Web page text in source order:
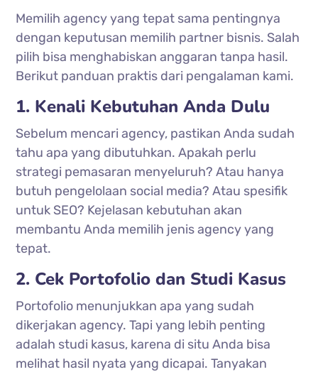
Memilih agency yang tepat sama pentingnya
dengan keputusan memilih partner bisnis. Salah
pilih bisa menghabiskan anggaran tanpa hasil.
Berikut panduan praktis dari pengalaman kami.
1. Kenali Kebutuhan Anda Dulu
Sebelum mencari agency, pastikan Anda sudah
tahu apa yang dibutuhkan. Apakah perlu
strategi pemasaran menyeluruh? Atau hanya
butuh pengelolaan social media? Atau spesifik
untuk SEO? Kejelasan kebutuhan akan
membantu Anda memilih jenis agency yang
tepat.
2. Cek Portofolio dan Studi Kasus
Portofolio menunjukkan apa yang sudah
dikerjakan agency. Tapi yang lebih penting
adalah studi kasus, karena di situ Anda bisa
melihat hasil nyata yang dicapai. Tanyakan